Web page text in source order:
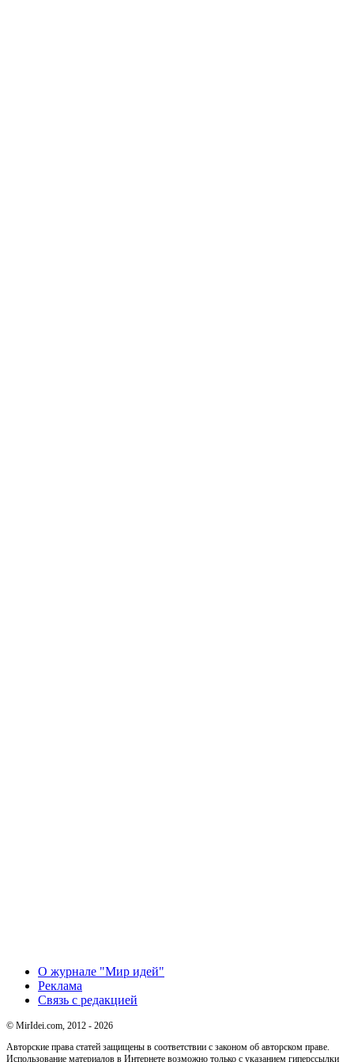
О журнале "Мир идей"
Реклама
Связь с редакцией
© MirIdei.com, 2012 - 2026
Авторские права статей защищены в соответствии с законом об авторском праве.
Использование материалов в Интернете возможно только с указанием гиперссылки